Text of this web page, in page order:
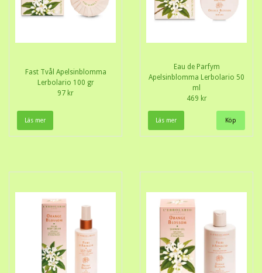
Fast Tvål Apelsinblomma
Lerbolario 100 gr
97 kr
Läs mer
Eau de Parfym
Apelsinblomma Lerbolario 50
ml
469 kr
Läs mer